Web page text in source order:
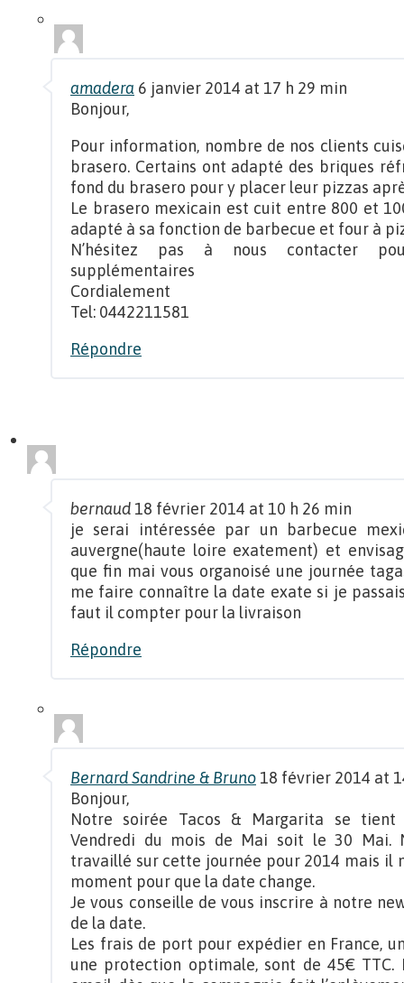
amadera 6 janvier 2014 at 17 h 29 min
Bonjour,
Pour information, nombre de nos clients
brasero. Certains ont adapté des briques
fond du brasero pour y placer leur pizzas
Le brasero mexicain est cuit entre 800 et
adapté à sa fonction de barbecue et four à
N’hésitez pas à nous contacter
supplémentaires
Cordialement
Tel: 0442211581
Répondre
bernaud 18 février 2014 at 10 h 26 min
je serai intéressée par un barbecue
auvergne(haute loire exatement) et
que fin mai vous organoisé une journée
me faire connaître la date exate si je
faut il compter pour la livraison
Répondre
Bernard Sandrine & Bruno 18 février 2014 at
Bonjour,
Notre soirée Tacos & Margarita se
Vendredi du mois de Mai soit le 30 Mai.
travaillé sur cette journée pour 2014 mais il
moment pour que la date change.
Je vous conseille de vous inscrire à notre
de la date.
Les frais de port pour expédier en France,
une protection optimale, sont de 45€ TTC.